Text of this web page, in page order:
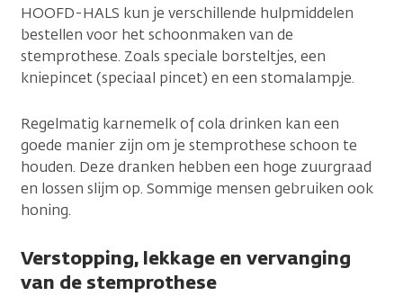
HOOFD-HALS kun je verschillende hulpmiddelen
bestellen voor het schoonmaken van de
stemprothese. Zoals speciale borsteltjes, een
kniepincet (speciaal pincet) en een stomalampje.
Regelmatig karnemelk of cola drinken kan een
goede manier zijn om je stemprothese schoon te
houden. Deze dranken hebben een hoge zuurgraad
en lossen slijm op. Sommige mensen gebruiken ook
honing.
Verstopping, lekkage en vervanging
van de stemprothese